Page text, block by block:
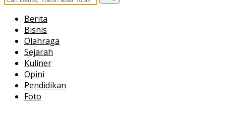
Berita
Bisnis
Olahraga
Sejarah
Kuliner
Opini
Pendidikan
Foto